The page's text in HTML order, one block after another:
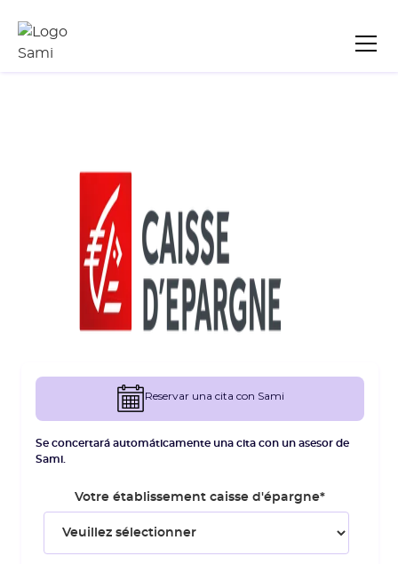
Reservar una cita con Sami
Se concertará automáticamente una cita con un asesor de
Sami.
Votre établissement caisse d'épargne*